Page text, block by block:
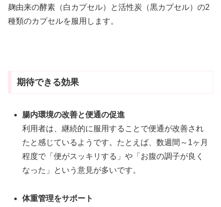
麹由来の酵素（白カプセル）と活性炭（黒カプセル）の2
種類のカプセルを服用します。
期待できる効果
腸内環境の改善と便通の促進
利用者は、継続的に服用することで便通が改善され
たと感じているようです。たとえば、数週間～1ヶ月
程度で「便がスッキリする」や「お腹の調子が良く
なった」という意見が多いです。
体重管理をサポート